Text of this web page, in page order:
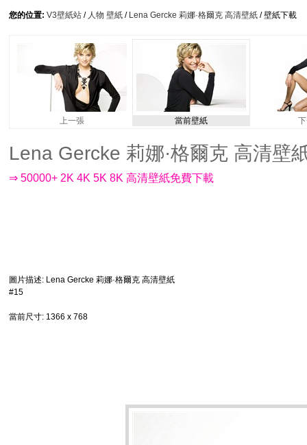
您的位置: V3壁紙站 / 人物 壁紙 / Lena Gercke 莉娜·格爾克 高清壁紙 / 壁紙下載
上一張 當前壁紙
Lena Gercke 莉娜·格爾克 高清壁
⇒ 50000+ 2K 4K 5K 8K 高清壁紙免費下載
圖片描述: Lena Gercke 莉娜·格爾克 高清壁紙
#15
當前尺寸: 1366 x 768